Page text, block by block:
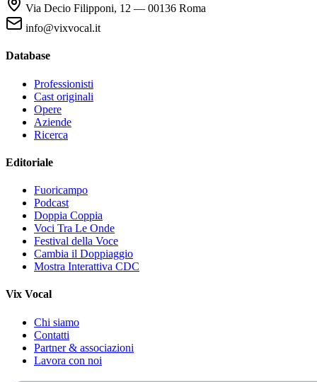
Via Decio Filipponi, 12 — 00136 Roma
info@vixvocal.it
Database
Professionisti
Cast originali
Opere
Aziende
Ricerca
Editoriale
Fuoricampo
Podcast
Doppia Coppia
Voci Tra Le Onde
Festival della Voce
Cambia il Doppiaggio
Mostra Interattiva CDC
Vix Vocal
Chi siamo
Contatti
Partner & associazioni
Lavora con noi